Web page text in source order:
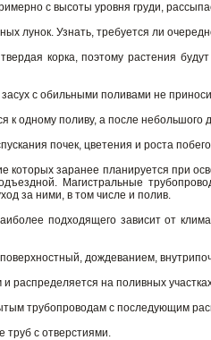
с высоты уровня груди,
лунок. Узнать, требуется ли
корка, поэтому растения
с обильными поливами не
к одному поливу, а после
почек, цветения и роста
заранее планируется при
Магистральные
за ними, в том числе и полив.
подходящего зависит от
дождеванием,
на поливных
трубопроводам с последующим
труб с отверстиями.